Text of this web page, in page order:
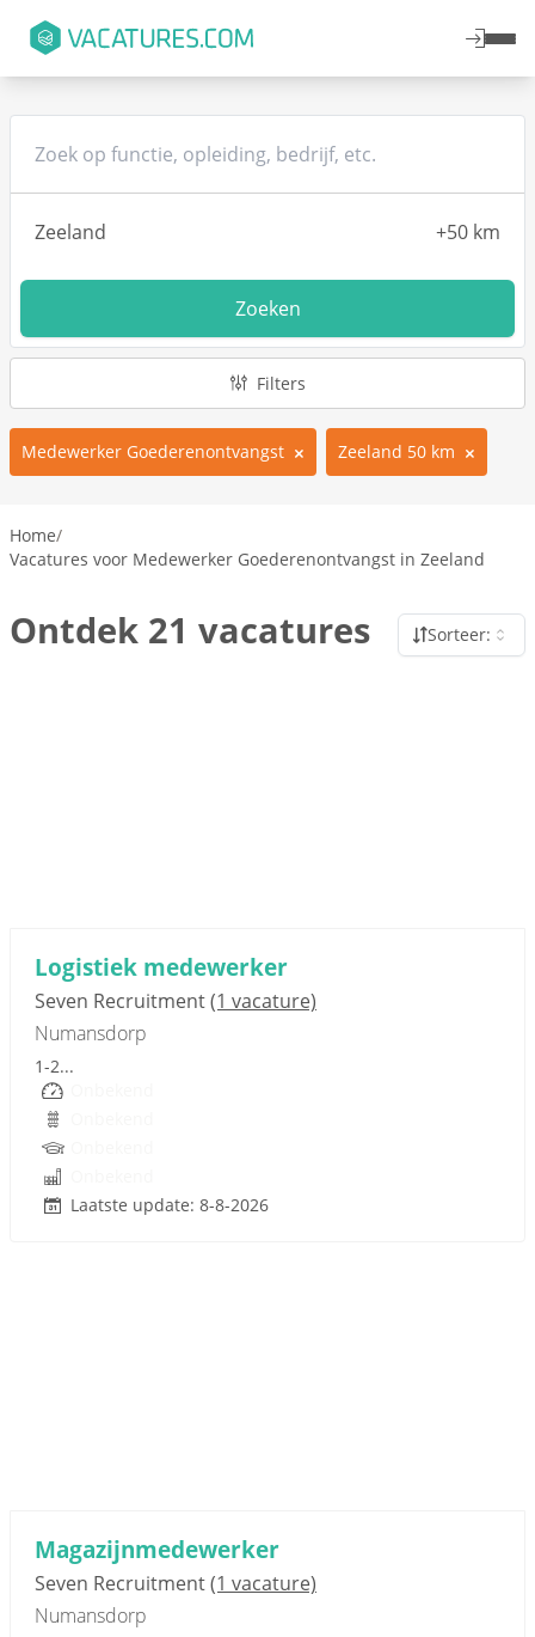
Zoeken
Filters
Medewerker Goederenontvangst Zeeland 50 km
Home/
Vacatures voor Medewerker Goederenontvangst in Zeeland
Ontdek 21 vacatures Sorteer:
Logistiek medewerker
Seven Recruitment(1 vacature)
Numansdorp
1-2...
Laatste update: 8-8-2026
Magazijnmedewerker
Seven Recruitment(1 vacature)
Numansdorp